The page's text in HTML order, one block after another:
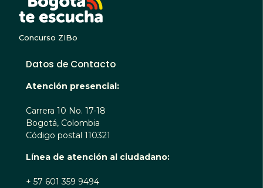
Concurso ZIBo
Datos de Contacto
Atención presencial:
Carrera 10 No. 17-18
Bogotá, Colombia
Código postal 110321
Línea de atención al ciudadano:
+ 57 601 359 9494